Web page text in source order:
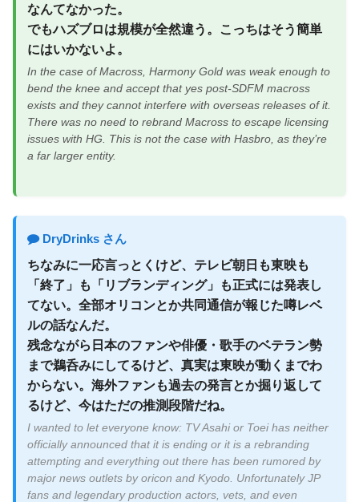
なんてなかった。
でもハズブロは規模が全然違う。こっちはそう簡単
にはいかないよ。
In the case of Macross, Harmony Gold was weak enough to
bend the knee and accept that yes post-SDFM macross
exists and they cannot interfere with overseas releases of it.
There was no need to rebrand Macross to escape licensing
issues with HG. This is not the case with Hasbro, as they’re
a far larger entity.
DryDrinks さん
ちなみに一応言っとくけど、テレビ朝日も東映も
「終了」も「リブランディング」も正式には発表し
てない。全部オリコンとか共同通信が報じた噂レベ
ルの話なんだ。
残念ながら日本のファンや俳優・歌手のベテラン勢
まで鵜呑みにしてるけど、真実は東映が動くまでわ
からない。海外ファンも過去の発言とか掘り返して
るけど、今はただの推測段階だね。
I wanted to let everyone know: TV Asahi or Toei has neither
officially announced that it is ending or it is a rebranding
attempting and everything out there has been rumored by
major news outlets by oricon and Kyodo. Unfortunately JP
fans and legendary production actors, vets, and even